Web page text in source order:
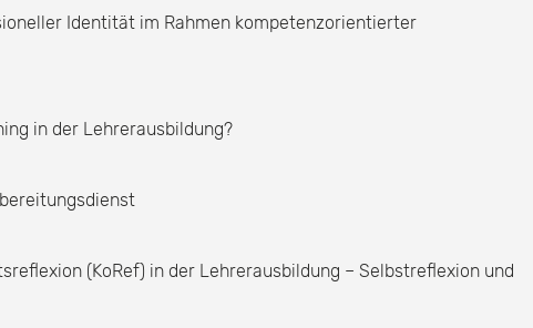
Identität im Rahmen kompetenzorientierter
in der Lehrerausbildung?
(KoRef) in der Lehrerausbildung – Selbstreflexion und